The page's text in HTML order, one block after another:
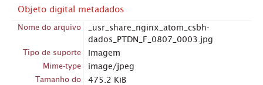
Objeto digital metadados
Nome do arquivo
_usr_share_nginx_atom_csbh-
dados_PTDN_F_0807_0003.jpg
Tipo de suporte Imagem
Mime-type image/jpeg
Tamanho do
475.2 KiB